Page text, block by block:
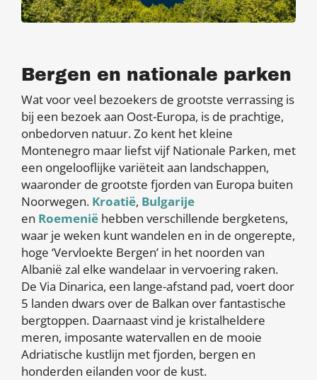
Bergen en nationale parken
Wat voor veel bezoekers de grootste verrassing is
bij een bezoek aan Oost-Europa, is de prachtige,
onbedorven natuur. Zo kent het kleine
Montenegro maar liefst vijf Nationale Parken, met
een ongelooflijke variëteit aan landschappen,
waaronder de grootste fjorden van Europa buiten
Noorwegen. Kroatië, Bulgarije
en Roemenië hebben verschillende bergketens,
waar je weken kunt wandelen en in de ongerepte,
hoge ‘Vervloekte Bergen’ in het noorden van
Albanië zal elke wandelaar in vervoering raken.
De Via Dinarica, een lange-afstand pad, voert door
5 landen dwars over de Balkan over fantastische
bergtoppen. Daarnaast vind je kristalheldere
meren, imposante watervallen en de mooie
Adriatische kustlijn met fjorden, bergen en
honderden eilanden voor de kust.